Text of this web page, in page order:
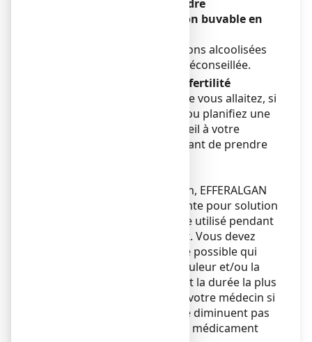
mg, poudre
effervescente pour solution buvable en
La consommation de boissons alcoolisées
pendant le traitement est déconseillée.
Grossesse, allaitement et fertilité
Si vous êtes enceinte ou que vous allaitez, si
vous pensez être enceinte ou planifiez une
grossesse, demandez conseil à votre
médecin ou pharmacien avant de prendre
A titre informatif : Au besoin, EFFERALGAN
mg, poudre effervescente pour solution
buvable en sachet peut être utilisé pendant
la grossesse et l’allaitement. Vous devez
utiliser la dose la plus faible possible qui
permette de soulager la douleur et/ou la
fièvre et la prendre pendant la durée la plus
courte possible. Contactez votre médecin si
la douleur et/ou la fièvre ne diminuent pas
ou si vous devez prendre le médicament